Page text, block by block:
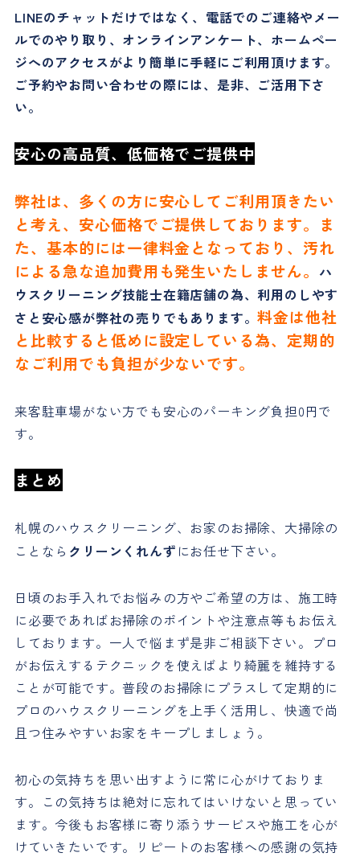
LINEのチャットだけではなく、電話でのご連絡やメー
ルでのやり取り、オンラインアンケート、ホームペー
ジへのアクセスがより簡単に手軽にご利用頂けます。
ご予約やお問い合わせの際には、是非、ご活用下さ
い。
安心の高品質、低価格でご提供中
弊社は、多くの方に安心してご利用頂きたい
と考え、安心価格でご提供しております。ま
た、基本的には一律料金となっており、汚れ
による急な追加費用も発生いたしません。 ハ
ウスクリーニング技能士在籍店舗の為、利用のしやす
さと安心感が弊社の売りでもあります。料金は他社
と比較すると低めに設定している為、定期的
なご利用でも負担が少ないです。
来客駐車場がない方でも安心のパーキング負担0円で
す。
まとめ
札幌のハウスクリーニング、お家のお掃除、大掃除の
ことなら クリーンくれんず にお任せ下さい。
日頃のお手入れでお悩みの方やご希望の方は、施工時
に必要であればお掃除のポイントや注意点等もお伝え
しております。一人で悩まず是非ご相談下さい。プロ
がお伝えするテクニックを使えばより綺麗を維持する
ことが可能です。普段のお掃除にプラスして定期的に
プロのハウスクリーニングを上手く活用し、快適で尚
且つ住みやすいお家をキープしましょう。
初心の気持ちを思い出すように常に心がけておりま
す。この気持ちは絶対に忘れてはいけないと思ってい
ます。今後もお客様に寄り添うサービスや施工を心が
けていきたいです。リピートのお客様への感謝の気持